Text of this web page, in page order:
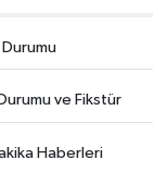
ve Fikstür
Haberleri